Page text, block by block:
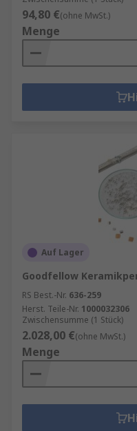
94,80 €(ohne MwSt.)
Menge
Auf Lager
Goodfellow
RS Best.-Nr. 636-259
Herst. Teile-Nr. 1000032306
Zwischensumme (1 Stück)
2.028,00 €(ohne MwSt.)
Menge